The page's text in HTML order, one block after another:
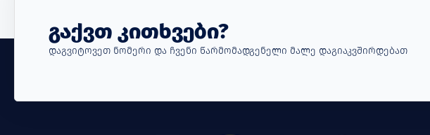
Გაქვთ Კითხვები?
Დაგვიტოვეთ Ნომერი Და Ჩვენი Წარმომადგენელი Მალე Დაგიაკვშირდებათ